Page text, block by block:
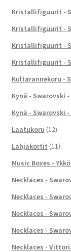
Kristallifiguurit -
Kristallifiguurit -
Kristallifiguurit -
Kristallifiguurit -
Kultarannekoru -
Kynä - Swarovski
Kynä - Swarovski
Laatukoru (12)
Lahjakortit (11)
Music Boxes -
Necklaces -
Necklaces -
Necklaces -
Necklaces -
Necklaces -